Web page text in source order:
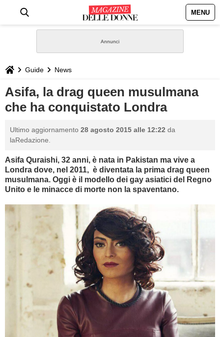
MENU
STILE
BIOGRAFIE
DEFINIZIONI
GASTRONOMIA
CAPELLI
SESSO
BAMBINO
GUIDE
FORUM
Guide News
Asifa, la drag queen musulmana
che ha conquistato Londra
Ultimo aggiornamento 28 agosto 2015 alle 12:22 da
laRedazione.
Asifa Quraishi, 32 anni, è nata in Pakistan ma vive a
Londra dove, nel 2011, è diventata la prima drag queen
musulmana. Oggi è il modello dei gay asiatici del Regno
Unito e le minacce di morte non la spaventano.